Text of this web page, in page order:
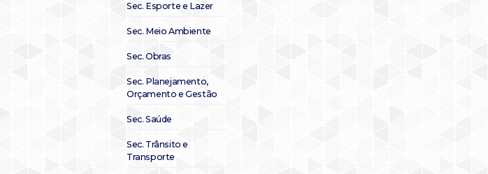
Sec. Esporte e Lazer
Sec. Meio Ambiente
Sec. Obras
Sec. Planejamento,
Orçamento e Gestão
Sec. Saúde
Sec. Trânsito e
Transporte